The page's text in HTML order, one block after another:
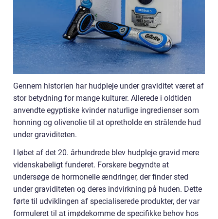
Gennem historien har hudpleje under graviditet været af
stor betydning for mange kulturer. Allerede i oldtiden
anvendte egyptiske kvinder naturlige ingredienser som
honning og olivenolie til at opretholde en strålende hud
under graviditeten.
I løbet af det 20. århundrede blev hudpleje gravid mere
videnskabeligt funderet. Forskere begyndte at
undersøge de hormonelle ændringer, der finder sted
under graviditeten og deres indvirkning på huden. Dette
førte til udviklingen af specialiserede produkter, der var
formuleret til at imødekomme de specifikke behov hos